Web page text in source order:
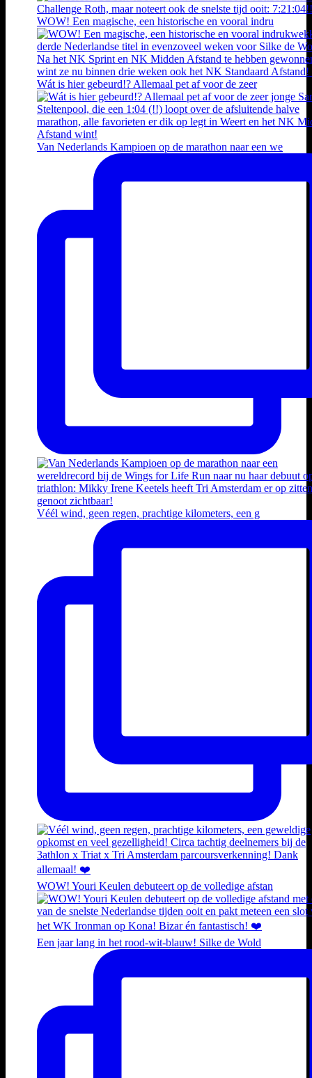
WOW! Een magische, een historische en vooral indru
Wát is hier gebeurd!? Allemaal pet af voor de zeer
Van Nederlands Kampioen op de marathon naar een we
Véél wind, geen regen, prachtige kilometers, een g
WOW! Youri Keulen debuteert op de volledige afstan
Een jaar lang in het rood-wit-blauw! Silke de Wold